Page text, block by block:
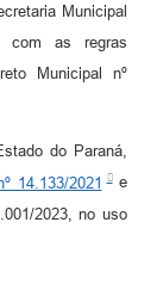
Municipal
com as regras
Municipal nº
do Paraná,
14.133/2021
e
2023, no uso